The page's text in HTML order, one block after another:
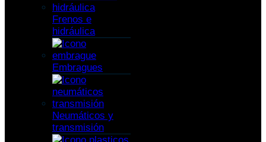
Frenos e
hidráulica
Embragues
Neumáticos y
transmisión